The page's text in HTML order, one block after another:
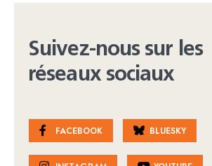
Suivez-nous sur les
réseaux sociaux
FACEBOOK BLUESKY